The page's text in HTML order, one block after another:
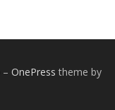
– OnePress theme by